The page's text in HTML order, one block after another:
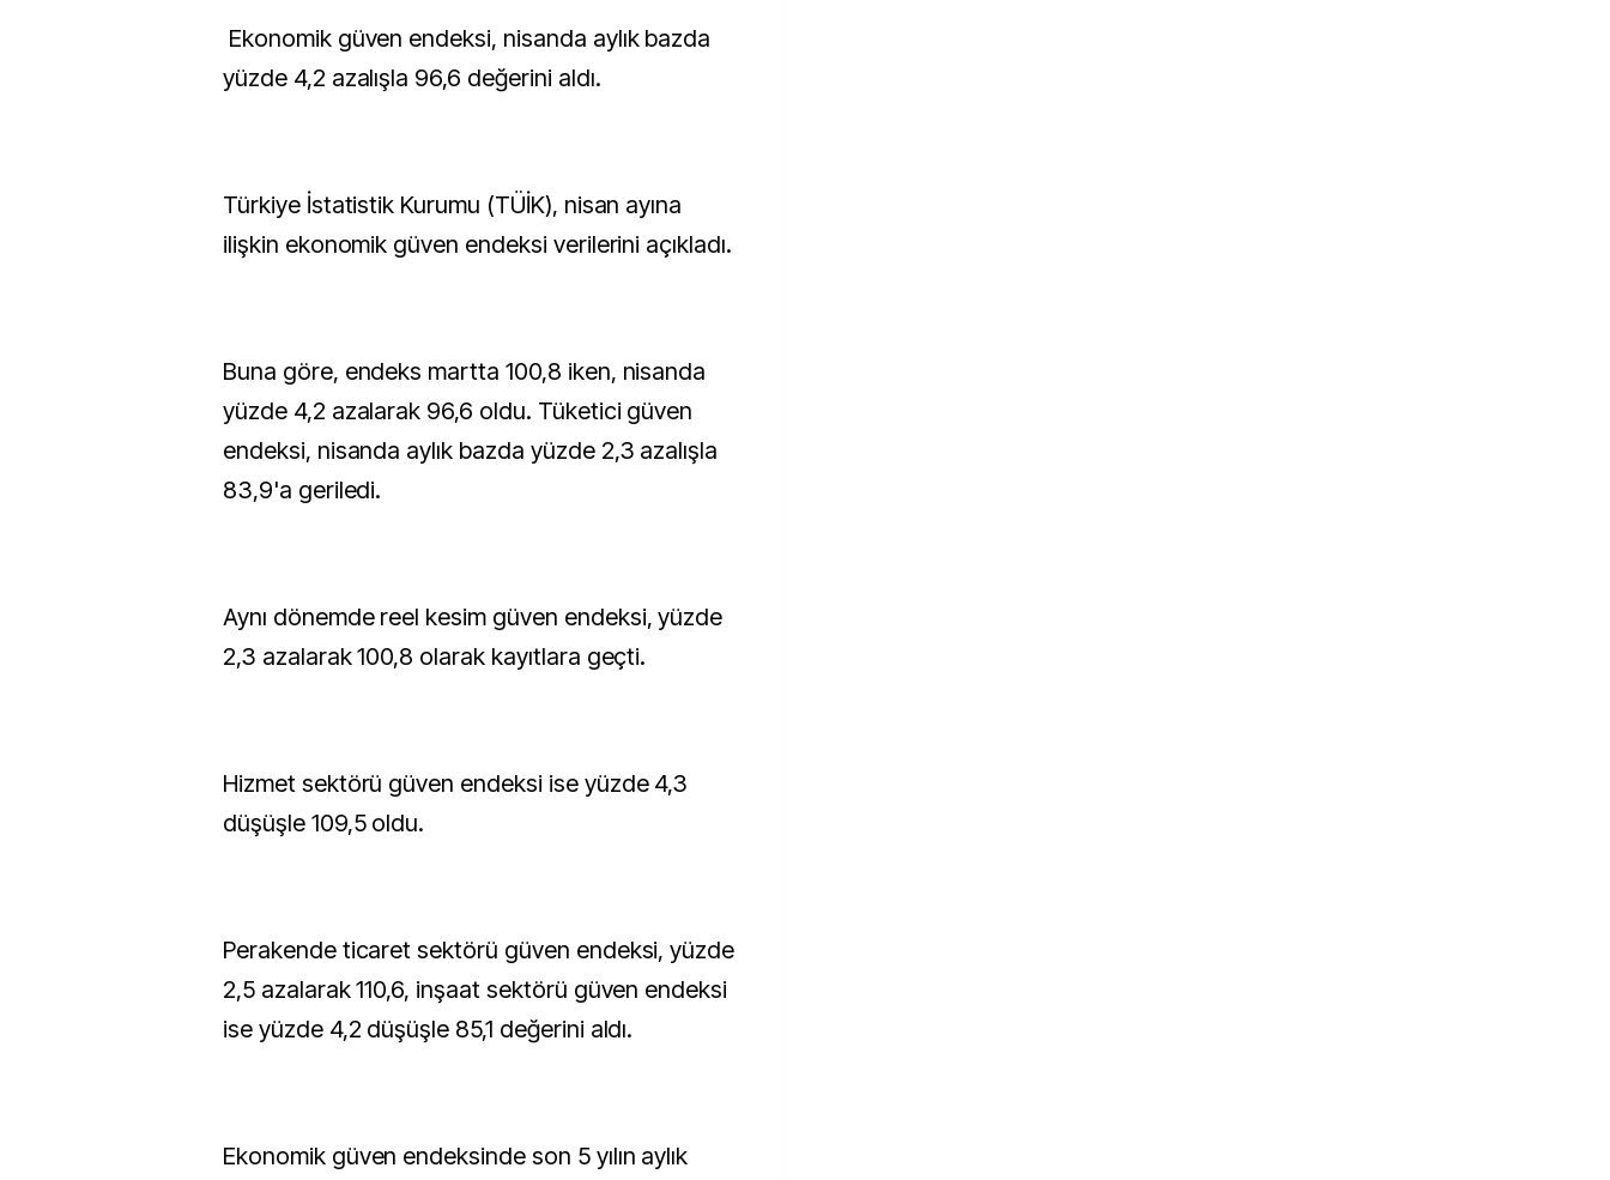
Ekonomik güven endeksi, nisanda aylık bazda
yüzde 4,2 azalışla 96,6 değerini aldı.
Türkiye İstatistik Kurumu (TÜİK), nisan ayına
ilişkin ekonomik güven endeksi verilerini açıkladı.
Buna göre, endeks martta 100,8 iken, nisanda
yüzde 4,2 azalarak 96,6 oldu. Tüketici güven
endeksi, nisanda aylık bazda yüzde 2,3 azalışla
83,9'a geriledi.
Aynı dönemde reel kesim güven endeksi, yüzde
2,3 azalarak 100,8 olarak kayıtlara geçti.
Hizmet sektörü güven endeksi ise yüzde 4,3
düşüşle 109,5 oldu.
Perakende ticaret sektörü güven endeksi, yüzde
2,5 azalarak 110,6, inşaat sektörü güven endeksi
ise yüzde 4,2 düşüşle 85,1 değerini aldı.
Ekonomik güven endeksinde son 5 yılın aylık